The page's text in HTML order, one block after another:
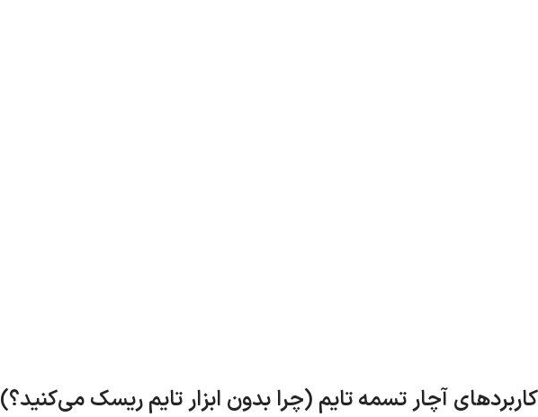
کاربردهای آچار تسمه تایم (چرا بدون ابزار تایم ریسک می‌کنید؟)